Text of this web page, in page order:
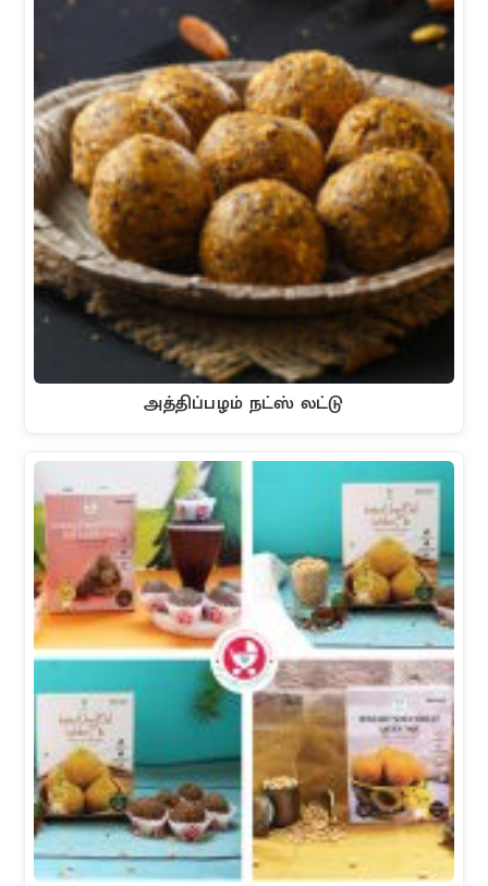
அத்திப்பழம் நட்ஸ் லட்டு